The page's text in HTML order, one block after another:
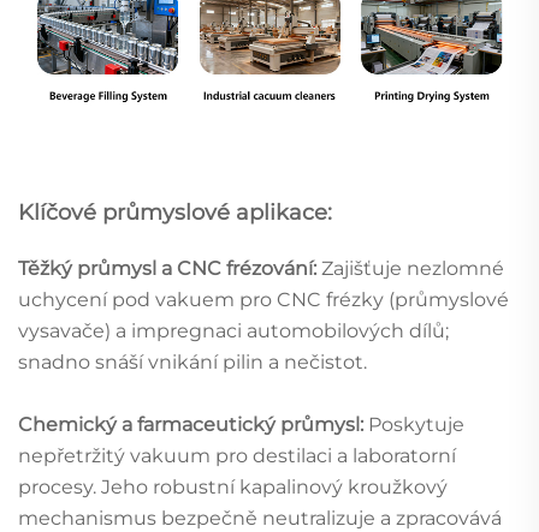
Klíčové průmyslové aplikace:
Těžký průmysl a CNC frézování: Zajišťuje nezlomné
uchycení pod vakuem pro CNC frézky (průmyslové
vysavače) a impregnaci automobilových dílů;
snadno snáší vnikání pilin a nečistot.
Chemický a farmaceutický průmysl: Poskytuje
nepřetržitý vakuum pro destilaci a laboratorní
procesy. Jeho robustní kapalinový kroužkový
mechanismus bezpečně neutralizuje a zpracovává